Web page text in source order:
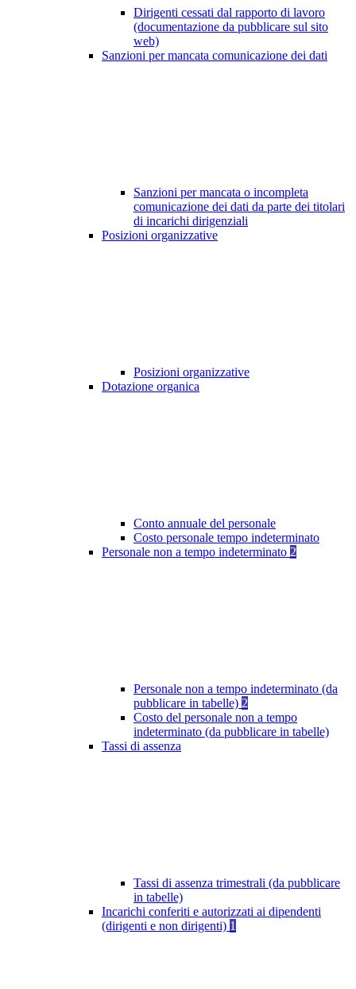
Dirigenti cessati dal rapporto di lavoro
(documentazione da pubblicare sul sito
web)
Sanzioni per mancata comunicazione dei dati
Sanzioni per mancata o incompleta
comunicazione dei dati da parte dei titolari
di incarichi dirigenziali
Posizioni organizzative
Posizioni organizzative
Dotazione organica
Conto annuale del personale
Costo personale tempo indeterminato
Personale non a tempo indeterminato 2
Personale non a tempo indeterminato (da
pubblicare in tabelle) 2
Costo del personale non a tempo
indeterminato (da pubblicare in tabelle)
Tassi di assenza
Tassi di assenza trimestrali (da pubblicare
in tabelle)
Incarichi conferiti e autorizzati ai dipendenti
(dirigenti e non dirigenti) 1